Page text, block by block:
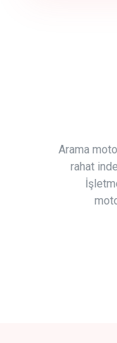
Arama
rahat